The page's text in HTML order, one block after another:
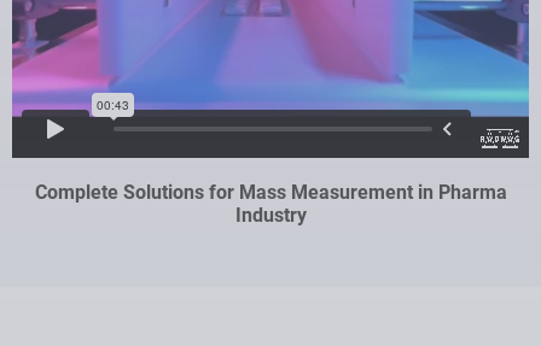
Complete Solutions for Mass Measurement in Pharma
Industry